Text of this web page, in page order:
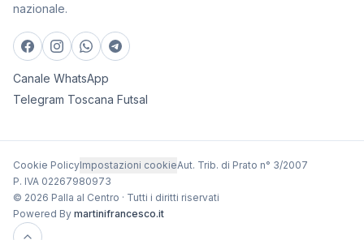
nazionale.
Canale WhatsApp
Telegram Toscana Futsal
Cookie PolicyImpostazioni cookieAut. Trib. di Prato n° 3/2007
P. IVA 02267980973
© 2026 Palla al Centro · Tutti i diritti riservati
Powered By martinifrancesco.it